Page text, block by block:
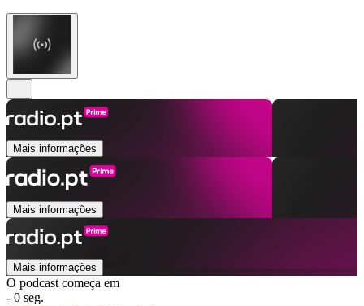
Mais informações
Mais informações
Mais informações
O podcast começa em
- 0 seg.